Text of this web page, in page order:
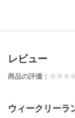
レビュー
商品の評価：
ウィークリーラ